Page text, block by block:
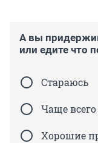
А вы
или едите что
Стараюсь
Чаще всего
Хорошие